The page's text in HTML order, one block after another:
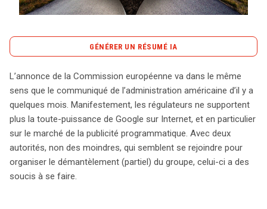
RechercherGÉNÉRER UN RÉSUMÉ IA
La Commission européenne et l’administration
américaine semblent s’accorder sur un même constat :
la domination de Google sur le marché de la publicité
programmatique devient insupportable. Ce secteur, où
éditeurs de sites et annonceurs interagissent via des
plateformes automatisées, est largement contrôlé par
Google grâce à ses outils comme Google Ads, DV 360
L’annonce de la Commission européenne va dans le même
sens que le communiqué de l’administration américaine d’il y a
quelques mois. Manifestement, les régulateurs ne supportent
plus la toute-puissance de Google sur Internet, et en particulier
sur le marché de la publicité programmatique. Avec deux
autorités, non des moindres, qui semblent se rejoindre pour
organiser le démantèlement (partiel) du groupe, celui-ci a des
soucis à se faire.